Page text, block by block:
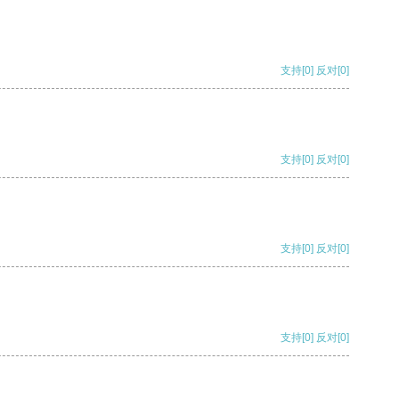
支持[0] 反对[0]
支持[0] 反对[0]
支持[0] 反对[0]
支持[0] 反对[0]